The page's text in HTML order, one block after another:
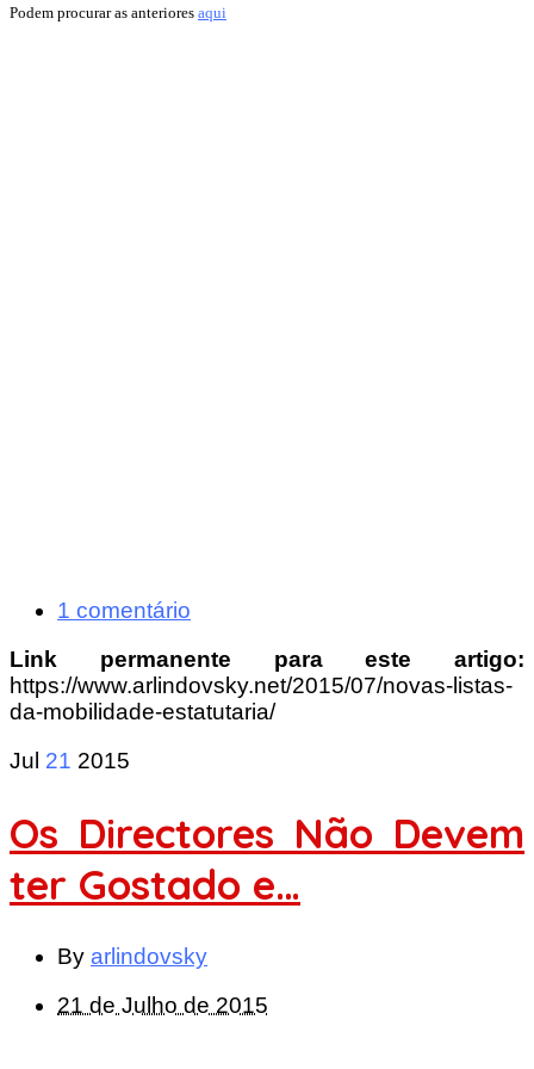
Podem procurar as anteriores aqui
1 comentário
Link permanente para este artigo:
https://www.arlindovsky.net/2015/07/novas-listas-
da-mobilidade-estatutaria/
Jul 21 2015
Os Directores Não Devem
ter Gostado e…
By arlindovsky
21 de Julho de 2015